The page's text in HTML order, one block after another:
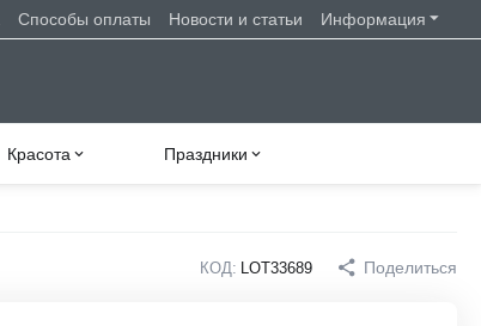
Способы оплаты Новости и статьи Информация
Красота Праздники
КОД: LOT33689 Поделиться